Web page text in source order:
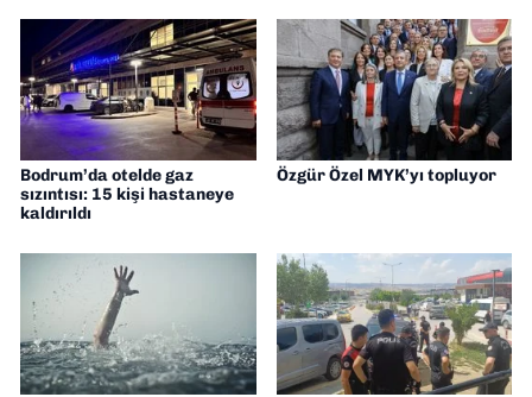
Bodrum’da otelde gaz
sızıntısı: 15 kişi hastaneye
kaldırıldı
Özgür Özel MYK’yı topluyor